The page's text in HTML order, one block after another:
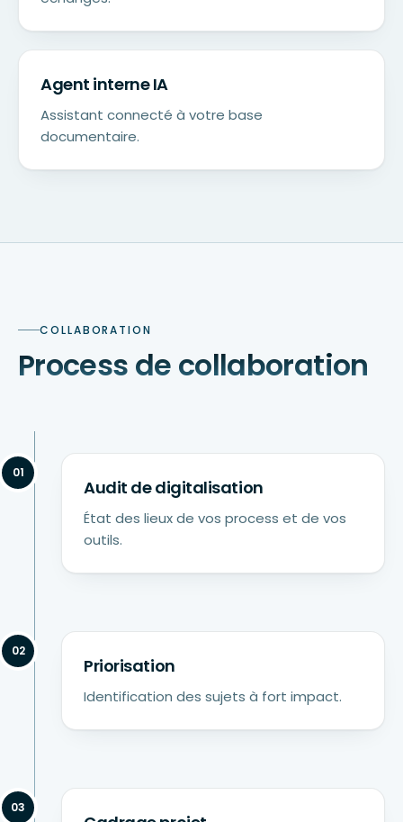
Agent interne IA
Assistant connecté à votre base
documentaire.
COLLABORATION
Process de collaboration
01
Audit de digitalisation
État des lieux de vos process et de vos
outils.
02
Priorisation
Identification des sujets à fort impact.
03